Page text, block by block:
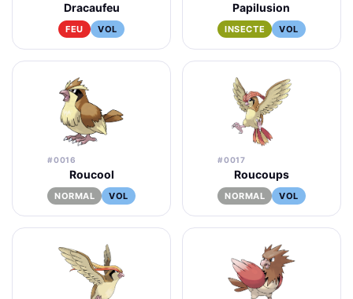
Dracaufeu
FEU VOL
Papilusion
INSECTE VOL
#0016
Roucool
NORMAL VOL
#0017
Roucoups
NORMAL VOL